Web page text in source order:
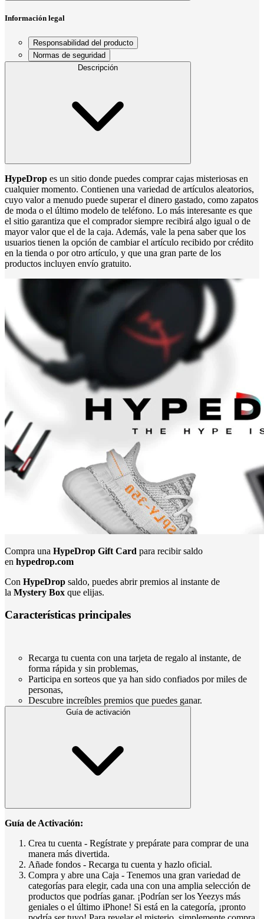
Información legal
Responsabilidad del producto
Normas de seguridad
Descripción
HypeDrop es un sitio donde puedes comprar cajas misteriosas en
cualquier momento. Contienen una variedad de artículos aleatorios,
cuyo valor a menudo puede superar el dinero gastado, como zapatos
de moda o el último modelo de teléfono. Lo más interesante es que
el sitio garantiza que el comprador siempre recibirá algo igual o de
mayor valor que el de la caja. Además, vale la pena saber que los
usuarios tienen la opción de cambiar el artículo recibido por crédito
en la tienda o por otro artículo, y que una gran parte de los
productos incluyen envío gratuito.
Compra una HypeDrop Gift Card para recibir saldo
en hypedrop.com
Con HypeDrop saldo, puedes abrir premios al instante de
la Mystery Box que elijas.
Características principales
Recarga tu cuenta con una tarjeta de regalo al instante, de
forma rápida y sin problemas,
Participa en sorteos que ya han sido confiados por miles de
personas,
Descubre increíbles premios que puedes ganar.
Guía de activación
Guía de Activación:
Crea tu cuenta - Regístrate y prepárate para comprar de una
manera más divertida.
Añade fondos - Recarga tu cuenta y hazlo oficial.
Compra y abre una Caja - Tenemos una gran variedad de
categorías para elegir, cada una con una amplia selección de
productos que podrías ganar. ¡Podrían ser los Yeezys más
geniales o el último iPhone! Si está en la categoría, ¡pronto